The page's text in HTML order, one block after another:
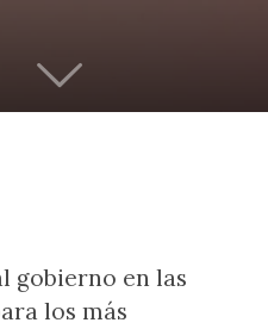
gobierno en las
los más